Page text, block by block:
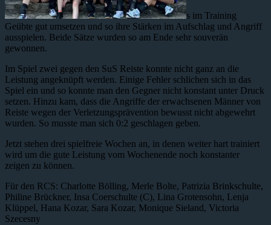
s im Training
Geübte gut umsetzen und so ihre Stärken im Aufschlag und Angriff
ausspielen. Beide Sätze wurden so am Ende sehr souverän
gewonnen.
Im Spiel zwei gegen den SuS Reiste konnte nicht ganz an die
Leistung angeknüpft werden. Einige Fehler schlichen sich in das
Spiel ein und so konnte man den Gegner nicht konstant unter Druck
setzen. Hinzu kam, dass die Angriffe der erwachsenen Männer von
Reiste wegen der Verletzungsprävention bewusst nicht abgewehrt
wurden. So musste man sich 0:2 geschlagen geben.
Jetzt stehen drei spielfreie Wochen an, in denen weiter hart trainiert
wird um die gute Leistung vom Wochenende noch konstanter
zeigen zu können.
Für den RCS: Charlotte Bölling, Merle Bolte, Patrizia Brinkschulte,
Philine Brückner, Insa Coerschulte (C), Lina Grotensohn, Lenja
Klüppel, Hana Kozar, Sara Kozar, Monique Sieland, Victoria
Szecesny